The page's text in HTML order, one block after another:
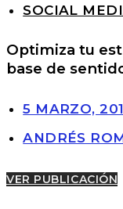
SOCIAL
Optimiza tu
base de
5 MARZO,
ANDRÉS
VER PUBLICACIÓN